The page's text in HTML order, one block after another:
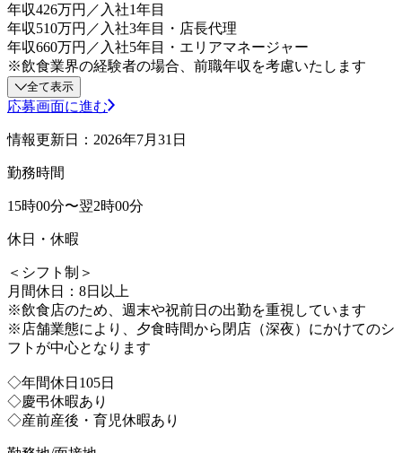
年収426万円／入社1年目
年収510万円／入社3年目・店長代理
年収660万円／入社5年目・エリアマネージャー
※飲食業界の経験者の場合、前職年収を考慮いたします
全て表示
応募画面に進む
情報更新日：2026年7月31日
勤務時間
15時00分〜翌2時00分
休日・休暇
＜シフト制＞
月間休日：8日以上
※飲食店のため、週末や祝前日の出勤を重視しています
※店舗業態により、夕食時間から閉店（深夜）にかけてのシ
フトが中心となります
◇年間休日105日
◇慶弔休暇あり
◇産前産後・育児休暇あり